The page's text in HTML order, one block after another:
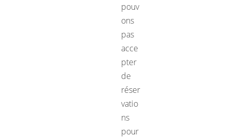
pouv
ons
pas
acce
pter
de
réser
vatio
ns
pour